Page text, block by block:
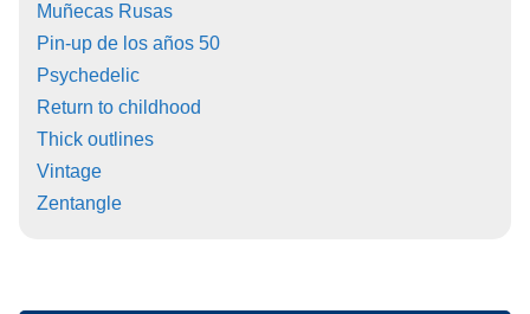
Muñecas Rusas
Pin-up de los años 50
Psychedelic
Return to childhood
Thick outlines
Vintage
Zentangle